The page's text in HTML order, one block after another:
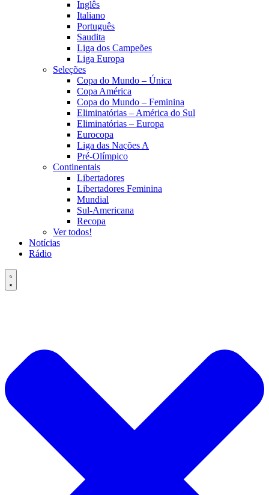
Inglês
Italiano
Português
Saudita
Liga dos Campeões
Liga Europa
Seleções
Copa do Mundo – Única
Copa América
Copa do Mundo – Feminina
Eliminatórias – América do Sul
Eliminatórias – Europa
Eurocopa
Liga das Nações A
Pré-Olímpico
Continentais
Libertadores
Libertadores Feminina
Mundial
Sul-Americana
Recopa
Ver todos!
Notícias
Rádio